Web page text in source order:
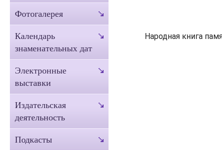
Народная книга
Фотогалерея
Календарь
знаменательных дат
Электронные
выставки
Издательская
деятельность
Подкасты